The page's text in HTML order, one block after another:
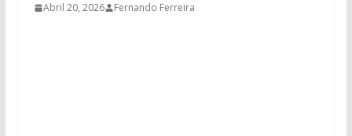
Abril 20, 2026 Fernando Ferreira